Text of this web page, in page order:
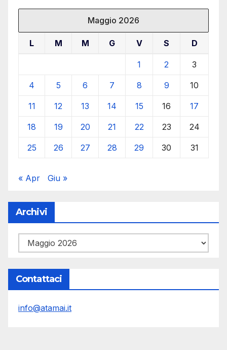
Maggio 2026
L M M G V S D
1 2 3
4 5 6 7 8 9 10
11 12 13 14 15 16 17
18 19 20 21 22 23 24
25 26 27 28 29 30 31
« Apr Giu »
Archivi
Archivi
Contattaci
info@atamai.it